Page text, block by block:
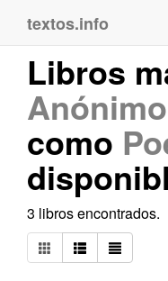
textos.info
Libros
Anónimo
como
3 libros encontrados.